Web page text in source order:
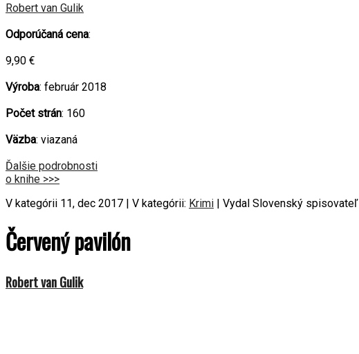
Robert van Gulik
Odporúčaná cena:
9,90 €
Výroba: február 2018
Počet strán: 160
Väzba: viazaná
Ďalšie podrobnosti
o knihe >>>
V kategórii 11, dec 2017 | V kategórii: Krimi | Vydal Slovenský spisovateľ
Červený pavilón
Robert van Gulik